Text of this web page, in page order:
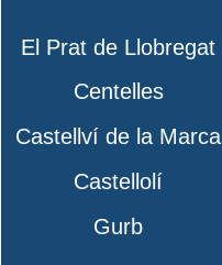
El Prat de Llobregat
Centelles
Castellví de la Marca
Castellolí
Gurb